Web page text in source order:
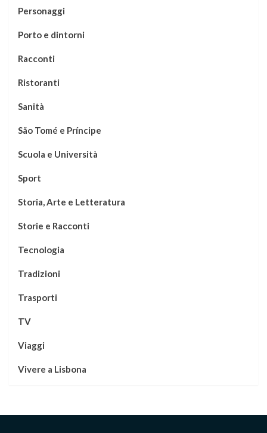
Personaggi
Porto e dintorni
Racconti
Ristoranti
Sanità
São Tomé e Príncipe
Scuola e Università
Sport
Storia, Arte e Letteratura
Storie e Racconti
Tecnologia
Tradizioni
Trasporti
TV
Viaggi
Vivere a Lisbona